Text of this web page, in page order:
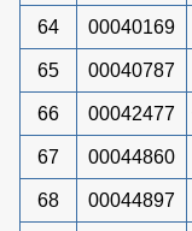
64 00040169
65 00040787
66 00042477
67 00044860
68 00044897